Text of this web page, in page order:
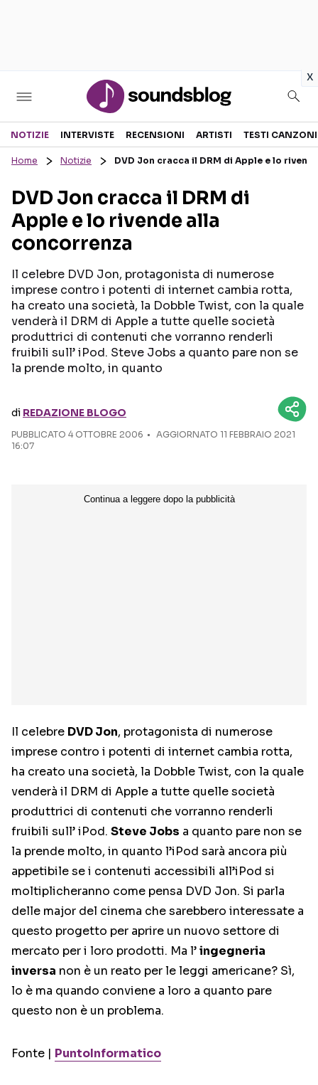
x
Sezioni
RECENSIONI MUSICALI
INTERVISTE
GOSSIP E CURIOSITÀ
TESTI CANZONI
TOUR ED EVENTI
Seguici sui social
NOTIZIE INTERVISTE RECENSIONI ARTISTI TESTI CANZONI
Home Notizie DVD Jon cracca il DRM di Apple e lo
DVD Jon cracca il DRM di
Apple e lo rivende alla
concorrenza
Il celebre DVD Jon, protagonista di numerose
imprese contro i potenti di internet cambia rotta,
ha creato una società, la Dobble Twist, con la quale
venderà il DRM di Apple a tutte quelle società
produttrici di contenuti che vorranno renderli
fruibili sull’ iPod. Steve Jobs a quanto pare non se
la prende molto, in quanto
di REDAZIONE BLOGO
PUBBLICATO 4 OTTOBRE 2006
AGGIORNATO 11 FEBBRAIO 2021
16:07
Il celebre DVD Jon, protagonista di numerose
imprese contro i potenti di internet cambia rotta,
ha creato una società, la Dobble Twist, con la quale
venderà il DRM di Apple a tutte quelle società
produttrici di contenuti che vorranno renderli
fruibili sull’ iPod. Steve Jobs a quanto pare non se
la prende molto, in quanto l’iPod sarà ancora più
appetibile se i contenuti accessibili all’iPod si
moltiplicheranno come pensa DVD Jon. Si parla
delle major del cinema che sarebbero interessate a
questo progetto per aprire un nuovo settore di
mercato per i loro prodotti. Ma l’ingegneria
inversa non è un reato per le leggi americane? Sì,
lo è ma quando conviene a loro a quanto pare
questo non è un problema.
Fonte | PuntoInformatico